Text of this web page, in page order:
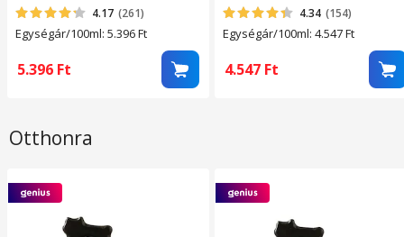
4.17 (261)
Egységár/100ml: 5.396Ft
5.396 Ft
4.34 (154)
Egységár/100ml: 4.547Ft
4.547 Ft
Otthonra